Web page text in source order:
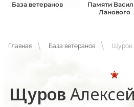
База ветеранов
Памяти
Ланового
Главная База ветеранов Щуров
Щуров